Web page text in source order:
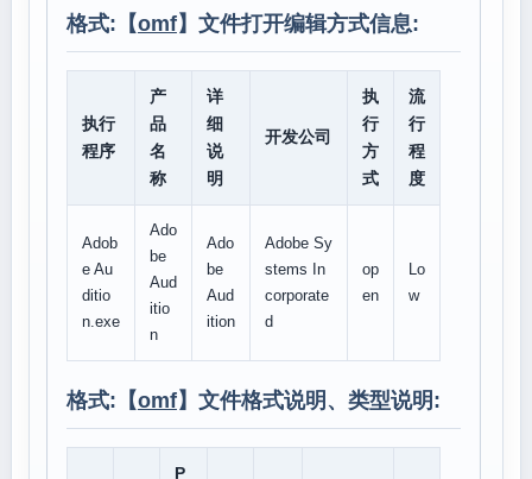
格式:【omf】文件打开编辑方式信息:
执行
程序
产
品
名
称
详
细
说
明
开发公司
执
行
方
式
流
行
程
度
Adob
e Au
ditio
n.exe
Ado
be
Aud
itio
n
Ado
be
Aud
ition
Adobe Sy
stems In
corporate
d
op
en
Lo
w
格式:【omf】文件格式说明、类型说明:
P